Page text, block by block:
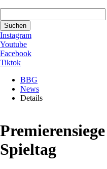
Suchen
Instagram
Youtube
Facebook
Tiktok
BBG
News
Details
Spieltag